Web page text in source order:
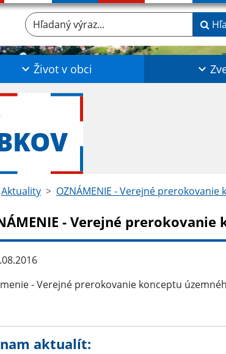
Hľadaný výraz...
Život v obci
Aktuality OZNÁMENIE - Verejné
- Verejné prerokovanie
- Verejné prerokovanie konceptu
aktualít: